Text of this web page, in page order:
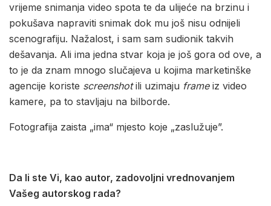
vrijeme snimanja video spota te da ulijeće na brzinu i
pokušava napraviti snimak dok mu još nisu odnijeli
scenografiju. Nažalost, i sam sam sudionik takvih
dešavanja. Ali ima jedna stvar koja je još gora od ove, a
to je da znam mnogo slučajeva u kojima marketinške
agencije koriste screenshotili uzimaju frameiz video
kamere, pa to stavljaju na bilborde.
Fotografija zaista „ima“ mjesto koje „zaslužuje”.
Da li ste Vi, kao autor, zadovoljni vrednovanjem
Vašeg autorskog rada?